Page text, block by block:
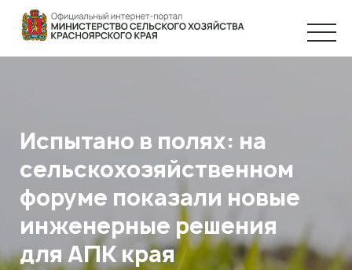
Испытано в полях: на
сельскохозяйственном
форуме показали новые
инженерные решения
для АПК края